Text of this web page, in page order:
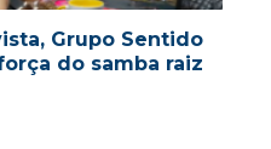
Grupo Sentido
do samba raiz